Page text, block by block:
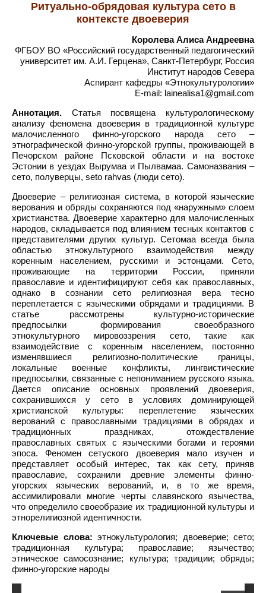
Ритуально-обрядовая культура сето в
контексте двоеверия
Королева Алиса Андреевна
ФГБОУ ВО «Российский государственный педагогический
университет им. А.И. Герцена», Санкт-Петербург, Россия
Институт народов Севера
Аспирант кафедры «Этнокультурологии»
E-mail: lainealisa1@gmail.com
Аннотация. Статья посвящена культурологическому
анализу феномена двоеверия в традиционной культуре
малочисленного финно-угорского народа сето –
этнографической финно-угорской группы, проживающей в
Печорском районе Псковской области и на востоке
Эстонии в уездах Вырумаа и Пылвамаа. Самоназвания –
сето, полуверцы, seto rahvas (люди сето).
Двоеверие – религиозная система, в которой языческие
верования и обряды сохраняются под «наружным» слоем
христианства. Двоеверие характерно для малочисленных
народов, складывается под влиянием тесных контактов с
представителями других культур. Сетомаа всегда была
областью этнокультурного взаимодействия между
коренным населением, русскими и эстонцами. Сето,
проживающие на территории России, приняли
православие и идентифицируют себя как православных,
однако в сознании сето религиозная вера тесно
переплетается с языческими обрядами и традициями. В
статье рассмотрены культурно-исторические
предпосылки формирования своеобразного
этнокультурного мировоззрения сето, такие как
взаимодействие с коренным населением, постоянно
изменявшиеся религиозно-политические границы,
локальные военные конфликты, лингвистические
предпосылки, связанные с непониманием русского языка.
Дается описание основных проявлений двоеверия,
сохранившихся у сето в условиях доминирующей
христианской культуры: переплетение языческих
верований с православными традициями в обрядах и
традиционных праздниках, отождествление
православных святых с языческими богами и героями
эпоса. Феномен сетуского двоеверия мало изучен и
представляет особый интерес, так как сету, приняв
православие, сохранили древние элементы финно-
угорских языческих верований, и, в то же время,
ассимилировали многие черты славянского язычества,
что определило своеобразие их традиционной культуры и
этнорелигиозной идентичности.
Ключевые слова: этнокультурология; двоеверие; сето;
традиционная культура; православие; язычество;
этническое самосознание; культура; традиции; обряды;
финно-угорские народы